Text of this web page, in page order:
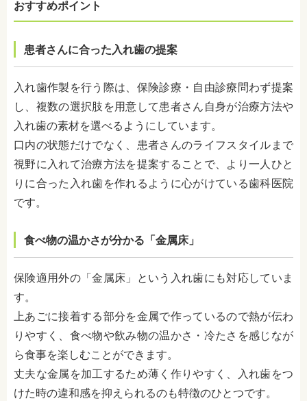
おすすめポイント
患者さんに合った入れ歯の提案
入れ歯作製を行う際は、保険診療・自由診療問わず提案
し、複数の選択肢を用意して患者さん自身が治療方法や
入れ歯の素材を選べるようにしています。
口内の状態だけでなく、患者さんのライフスタイルまで
視野に入れて治療方法を提案することで、より一人ひと
りに合った入れ歯を作れるように心がけている歯科医院
です。
食べ物の温かさが分かる「金属床」
保険適用外の「金属床」という入れ歯にも対応していま
す。
上あごに接着する部分を金属で作っているので熱が伝わ
りやすく、食べ物や飲み物の温かさ・冷たさを感じなが
ら食事を楽しむことができます。
丈夫な金属を加工するため薄く作りやすく、入れ歯をつ
けた時の違和感を抑えられるのも特徴のひとつです。